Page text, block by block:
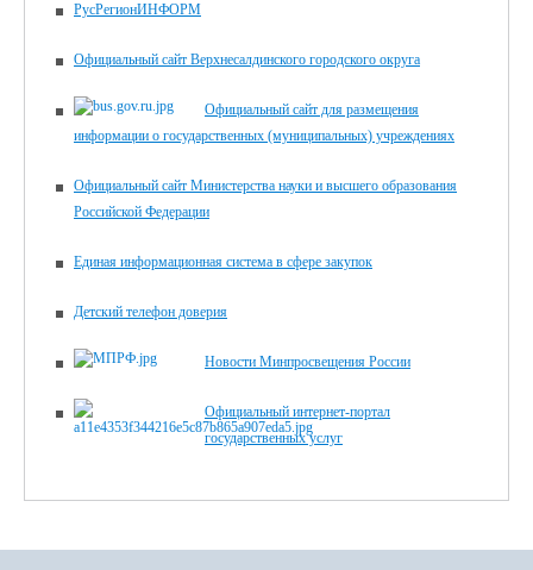
РусРегионИНФОРМ
Официальный сайт Верхнесалдинского городского округа
Официальный сайт для размещения
информации о государственных (муниципальных) учреждениях
Официальный сайт Министерства науки и высшего образования
Российской Федерации
Единая информационная система в сфере закупок
Детский телефон доверия
Новости Минпросвещения России
Официальный интернет-портал
государственных услуг